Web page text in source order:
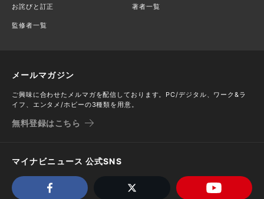
お詫びと訂正 著者一覧
監修者一覧
メールマガジン
ご興味に合わせたメルマガを配信しております。PC/デジタル、ワーク&ラ
イフ、エンタメ/ホビーの3種類を用意。
無料登録はこちら
マイナビニュース 公式SNS